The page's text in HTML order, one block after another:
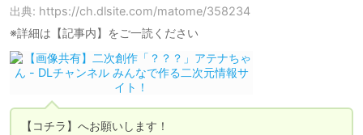
出典: https://ch.dlsite.com/matome/358234
※詳細は【記事内】をご一読ください
【コチラ】へお願いします！